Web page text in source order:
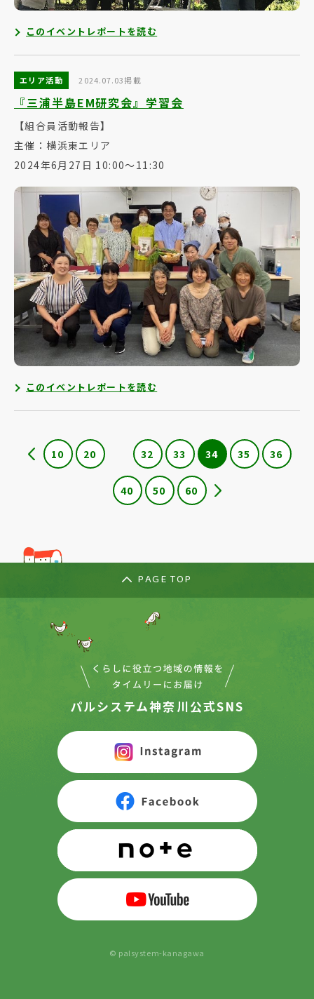
このイベントレポートを読む
エリア活動 2024.07.03掲載
『三浦半島EM研究会』学習会
【組合員活動報告】
主催：横浜東エリア
2024年6月27日 10:00～11:30
このイベントレポートを読む
10 20 32 33 34 35 36
40 50 60
PAGE TOP
パルシステム神奈川公式SNS
© palsystem-kanagawa